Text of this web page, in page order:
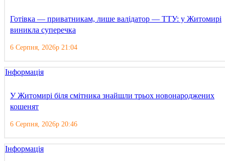
Готівка — приватникам, лише валідатор — ТТУ: у Житомирі
виникла суперечка
6 Серпня, 2026р 21:04
Інформація
У Житомирі біля смітника знайшли трьох новонароджених
кошенят
6 Серпня, 2026р 20:46
Інформація